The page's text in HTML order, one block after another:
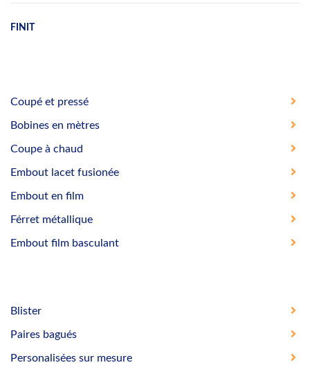
FINIT
Coupé et pressé
Bobines en mètres
Coupe à chaud
Embout lacet fusionée
Embout en film
Férret métallique
Embout film basculant
Blister
Paires bagués
Personalisées sur mesure